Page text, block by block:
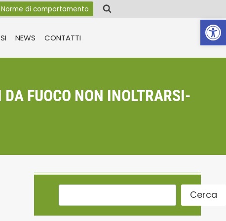
Norme di comportamento
NEWS CONTATTI
FUOCO NON INOLTRARSI-
Cerca
Apri